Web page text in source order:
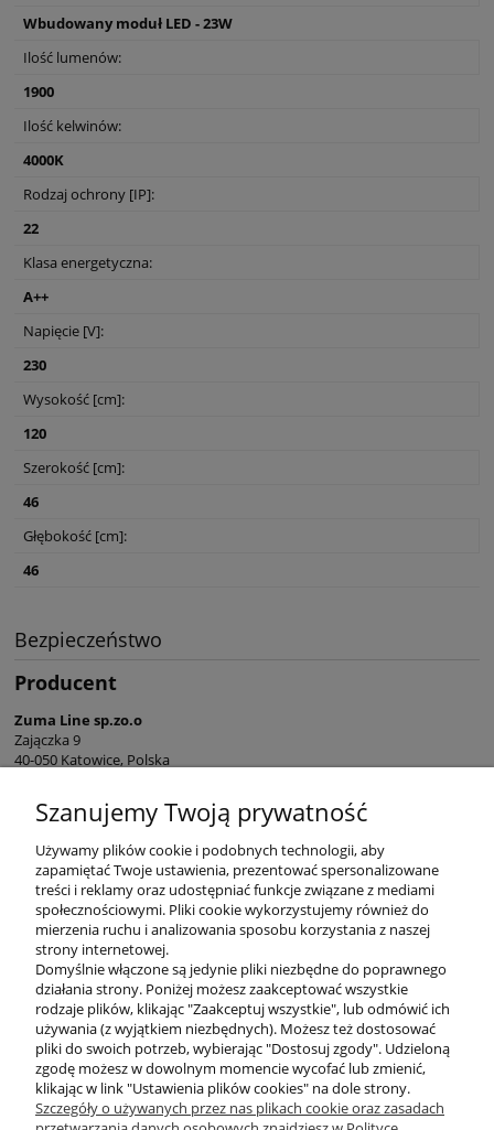
Wbudowany moduł LED - 23W
Ilość lumenów:
1900
Ilość kelwinów:
4000K
Rodzaj ochrony [IP]:
22
Klasa energetyczna:
A++
Napięcie [V]:
230
Wysokość [cm]:
120
Szerokość [cm]:
46
Głębokość [cm]:
46
Bezpieczeństwo
Producent
Zuma Line sp.zo.o
Zajączka 9
40-050 Katowice, Polska
+48 32 730 66 10
KONTAKT
DODATKOWE
MOJE KONTO
Szanujemy Twoją prywatność
Używamy plików cookie i podobnych technologii, aby
zapamiętać Twoje ustawienia, prezentować spersonalizowane
treści i reklamy oraz udostępniać funkcje związane z mediami
społecznościowymi. Pliki cookie wykorzystujemy również do
mierzenia ruchu i analizowania sposobu korzystania z naszej
strony internetowej.
Domyślnie włączone są jedynie pliki niezbędne do poprawnego
działania strony. Poniżej możesz zaakceptować wszystkie
rodzaje plików, klikając "Zaakceptuj wszystkie", lub odmówić ich
używania (z wyjątkiem niezbędnych). Możesz też dostosować
pliki do swoich potrzeb, wybierając "Dostosuj zgody". Udzieloną
zgodę możesz w dowolnym momencie wycofać lub zmienić,
klikając w link "Ustawienia plików cookies" na dole strony.
Szczegóły o używanych przez nas plikach cookie oraz zasadach